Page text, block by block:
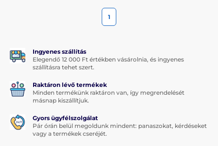
1
Ingyenes szállítás
Elegendő 12 000 Ft értékben vásárolnia, és ingyenes
szállításra tehet szert.
Raktáron lévő termékek
Minden termékünk raktáron van, így megrendelését
másnap kiszállítjuk.
Gyors ügyfélszolgálat
Pár órán belül megoldunk mindent: panaszokat, kérdéseket
vagy a termékek cseréjét.